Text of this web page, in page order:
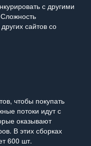
с другими
сайтов со
чтобы покупать
потоки идут с
оказывают
В этих сборках
600 шт.